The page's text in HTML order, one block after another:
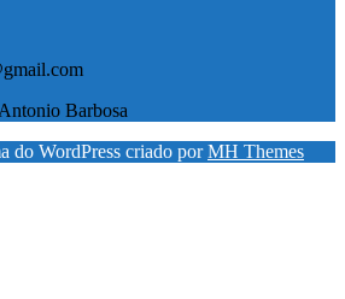
Barbosa
do WordPress criado porMH Themes